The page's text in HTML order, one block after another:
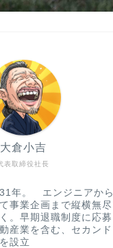
表取締役社長
大倉小吉
年。 エンジニアから
事業企画まで縦横無尽
。早期退職制度に応募
産業を含む、セカンド
設立